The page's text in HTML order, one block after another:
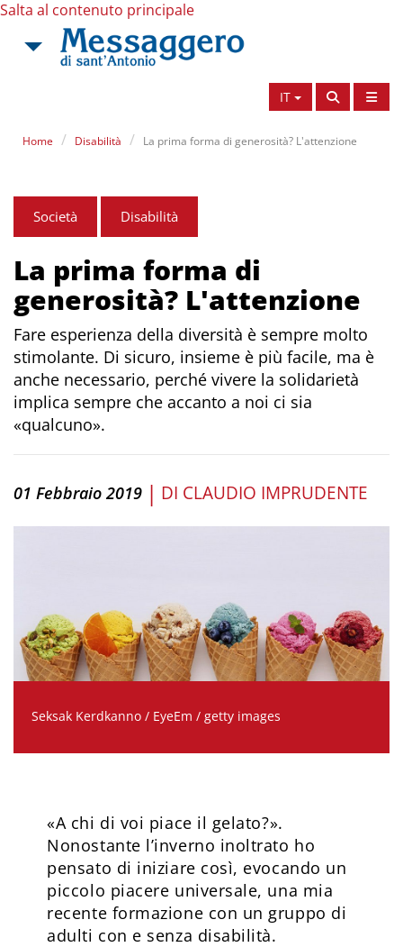
Salta al contenuto principale
IT
Home Disabilità La prima forma di generosità? L'attenzione
Società Disabilità
La prima forma di
generosità? L'attenzione
Fare esperienza della diversità è sempre molto
stimolante. Di sicuro, insieme è più facile, ma è
anche necessario, perché vivere la solidarietà
implica sempre che accanto a noi ci sia
«qualcuno».
01 Febbraio 2019 | DI CLAUDIO IMPRUDENTE
Seksak Kerdkanno / EyeEm / getty images
«A chi di voi piace il gelato?».
Nonostante l’in­verno inoltrato ho
pensato di iniziare così, evocando un
piccolo piacere universale, una mia
recente formazione con un gruppo di
adulti con e senza disabilità.